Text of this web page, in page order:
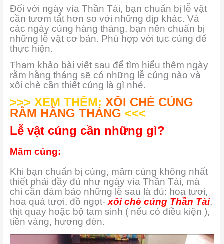
Đối với ngày vía Thần Tài, bạn chuẩn bị lễ vật
cần tươm tất hơn so với những dịp khác. Và
các ngày cúng hàng tháng, bạn nên chuẩn bị
những lễ vật cơ bản. Phù hợp với tục cúng để
thực hiện.
Tham khảo bài viết sau để tìm hiểu thêm ngày
rằm hằng tháng sẽ có những lễ cúng nào và
xôi chè cần thiết cúng là gì nhé.
>>> XEM THÊM: XÔI CHÈ CÚNG
RẰM HẰNG THÁNG <<<
Lễ vật cúng cần những gì?
Mâm cúng:
Khi bạn chuẩn bị cúng, mâm cúng không nhất
thiết phải đầy đủ như ngày vía Thần Tài, mà
chỉ cần đảm bảo những lễ sau là đủ: hoa tươi,
hoa quả tươi, đồ ngọt-xôi chè cúng Thần Tài,
thịt quay hoặc bộ tam sinh ( nếu có điều kiện ),
tiền vàng, hương đèn.